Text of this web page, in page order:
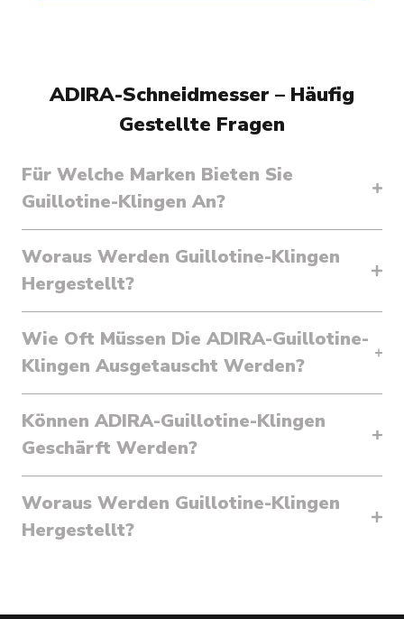
ADIRA-Schneidmesser – Häufig
Gestellte Fragen
Für Welche Marken Bieten Sie
Guillotine-Klingen An?
Woraus Werden Guillotine-Klingen
Hergestellt?
Wie Oft Müssen Die ADIRA-Guillotine-
Klingen Ausgetauscht Werden?
Können ADIRA-Guillotine-Klingen
Geschärft Werden?
Woraus Werden Guillotine-Klingen
Hergestellt?